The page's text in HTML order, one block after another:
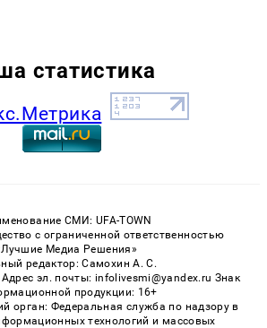
статистика
СМИ: UFA-TOWN
с ограниченной ответственностью
Медиа Решения»
редактор: Самохин А. С.
эл. почты: infolivesmi@yandex.ru Знак
продукции: 16+
орган: Федеральная служба по надзору в
технологий и массовых